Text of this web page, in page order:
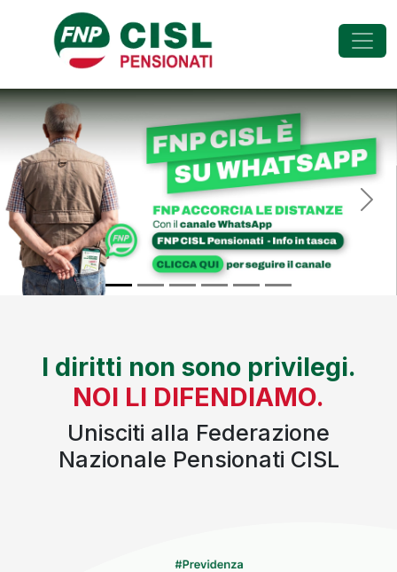
FNP - Federazione
Previous Next
I diritti non sono privilegi.
NOI LI DIFENDIAMO.
Unisciti alla Federazione
Nazionale Pensionati CISL